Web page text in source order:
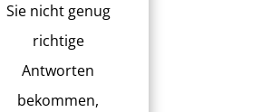
Sie nicht genug
richtige
Antworten
bekommen,